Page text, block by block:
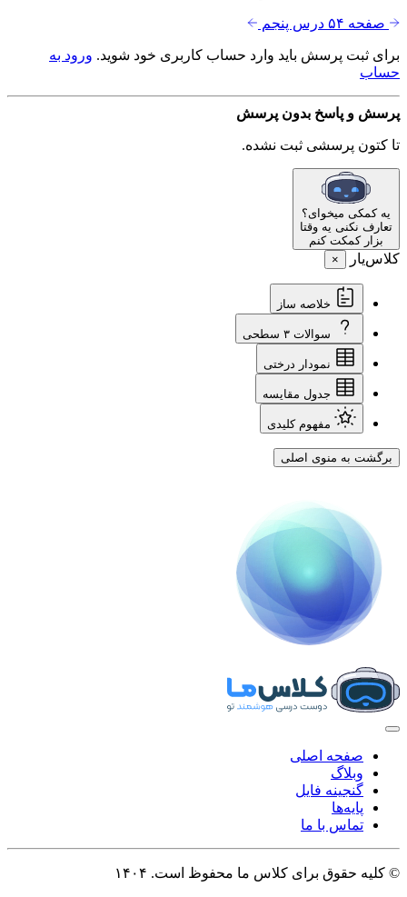
صفحه ۵۴ درس پنجم
برای ثبت پرسش باید وارد حساب کاربری خود شوید. ورود به
حساب
پرسش و پاسخ بدون پرسش
تا کتون پرسشی ثبت نشده.
یه کمکی میخوای؟
تعارف نکنی یه وقتا
بزار کمکت کنم
کلاس‌یار ×
خلاصه ساز
سوالات ۳ سطحی
نمودار درختی
جدول مقایسه
مفهوم کلیدی
برگشت به منوی اصلی
صفحه اصلی
وبلاگ
گنجینه فایل
پایه‌ها
تماس با ما
© کلیه حقوق برای کلاس ما محفوظ است. ۱۴۰۴